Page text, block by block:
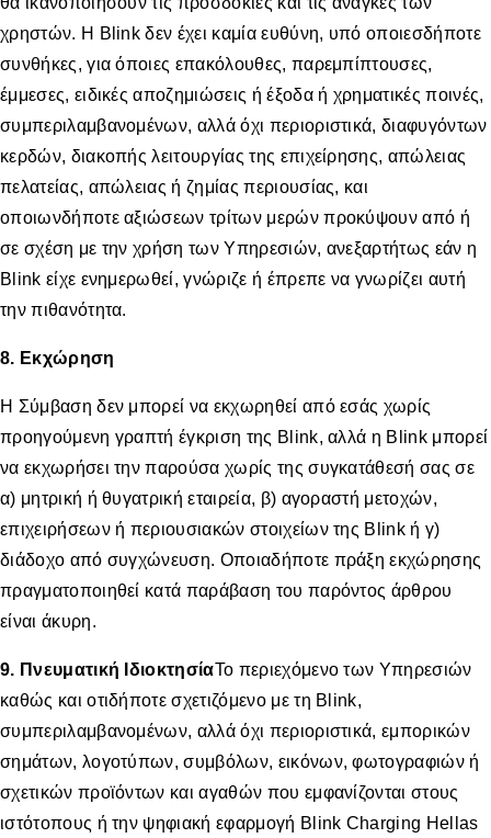
χρηστών. Η Blink δεν έχει καμία ευθύνη, υπό οποιεσδήποτε
συνθήκες, για όποιες επακόλουθες, παρεμπίπτουσες,
έμμεσες, ειδικές αποζημιώσεις ή έξοδα ή χρηματικές ποινές,
συμπεριλαμβανομένων, αλλά όχι περιοριστικά, διαφυγόντων
κερδών, διακοπής λειτουργίας της επιχείρησης, απώλειας
πελατείας, απώλειας ή ζημίας περιουσίας, και
οποιωνδήποτε αξιώσεων τρίτων μερών προκύψουν από ή
σε σχέση με την χρήση των Υπηρεσιών, ανεξαρτήτως εάν η
Blink είχε ενημερωθεί, γνώριζε ή έπρεπε να γνωρίζει αυτή
την πιθανότητα.
8. Εκχώρηση
Η Σύμβαση δεν μπορεί να εκχωρηθεί από εσάς χωρίς
προηγούμενη γραπτή έγκριση της Βlink, αλλά η Blink μπορεί
να εκχωρήσει την παρούσα χωρίς της συγκατάθεσή σας σε
α) μητρική ή θυγατρική εταιρεία, β) αγοραστή μετοχών,
επιχειρήσεων ή περιουσιακών στοιχείων της Blink ή γ)
διάδοχο από συγχώνευση. Οποιαδήποτε πράξη εκχώρησης
πραγματοποιηθεί κατά παράβαση του παρόντος άρθρου
είναι άκυρη.
9. Πνευματική ΙδιοκτησίαΤο περιεχόμενο των Υπηρεσιών
καθώς και οτιδήποτε σχετιζόμενο με τη Blink,
συμπεριλαμβανομένων, αλλά όχι περιοριστικά, εμπορικών
σημάτων, λογοτύπων, συμβόλων, εικόνων, φωτογραφιών ή
σχετικών προϊόντων και αγαθών που εμφανίζονται στους
ιστότοπους ή την ψηφιακή εφαρμογή Blink Charging Hellas